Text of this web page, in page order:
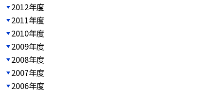
2012年度
2011年度
2010年度
2009年度
2008年度
2007年度
2006年度